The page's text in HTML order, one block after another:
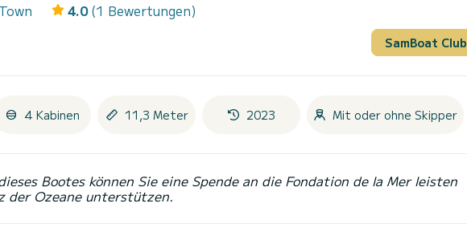
4.0 (1 Bewertungen)
SamBoat Club
4 Kabinen 11,3 Meter 2023 Mit oder ohne Skipper
Bootes können Sie eine Spende an die Fondation de la Mer leisten
der Ozeane unterstützen.